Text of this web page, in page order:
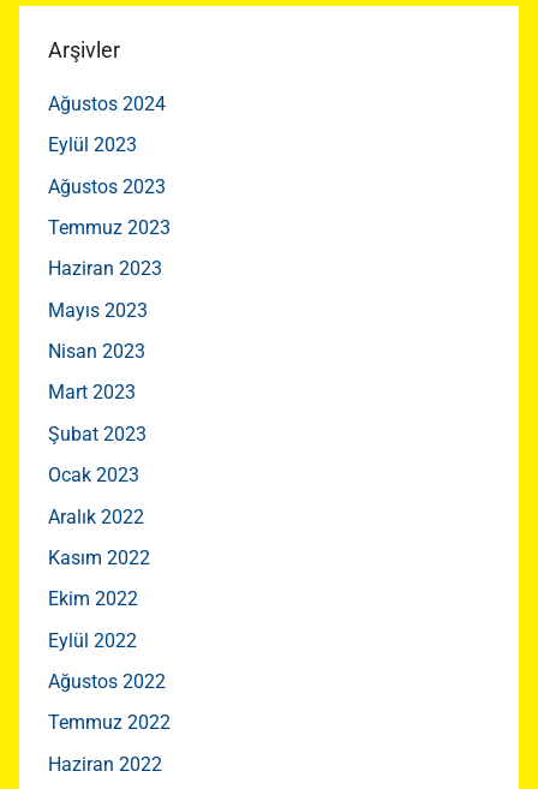
Arşivler
Ağustos 2024
Eylül 2023
Ağustos 2023
Temmuz 2023
Haziran 2023
Mayıs 2023
Nisan 2023
Mart 2023
Şubat 2023
Ocak 2023
Aralık 2022
Kasım 2022
Ekim 2022
Eylül 2022
Ağustos 2022
Temmuz 2022
Haziran 2022